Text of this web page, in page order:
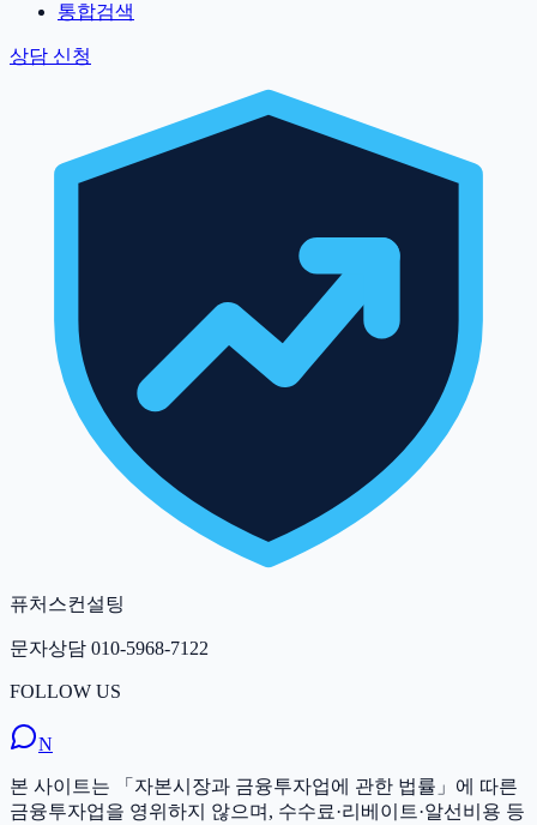
통합검색
상담 신청
퓨처스컨설팅
문자상담 010-5968-7122
FOLLOW US
N
본 사이트는 「자본시장과 금융투자업에 관한 법률」에 따른
금융투자업을 영위하지 않으며, 수수료·리베이트·알선비용 등